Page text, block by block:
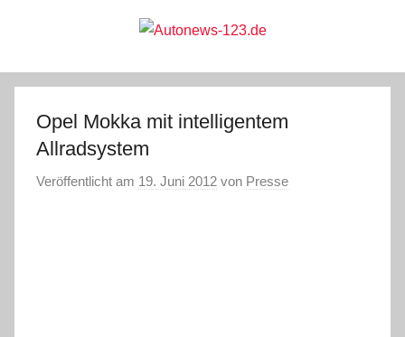
Autonews-
123.de
Opel Mokka mit intelligentem
Allradsystem
Veröffentlicht am 19. Juni 2012 von Presse